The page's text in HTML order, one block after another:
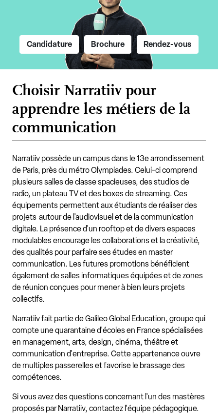
Candidature Brochure Rendez-vous
Choisir Narratiiv pour
apprendre les métiers de la
communication
Narratiiv possède un campus dans le 13e arrondissement
de Paris, près du métro Olympiades. Celui-ci comprend
plusieurs salles de classe spacieuses, des studios de
radio, un plateau TV et des boxes de streaming. Ces
équipements permettent aux étudiants de réaliser des
projets autour de l'audiovisuel et de la communication
digitale. La présence d'un rooftop et de divers espaces
modulables encourage les collaborations et la créativité,
des qualités pour parfaire ses études en master
communication. Les futures promotions bénéficient
également de salles informatiques équipées et de zones
de réunion conçues pour mener à bien leurs projets
collectifs.
Narratiiv fait partie de Galileo Global Education, groupe qui
compte une quarantaine d'écoles en France spécialisées
en management, arts, design, cinéma, théâtre et
communication d'entreprise. Cette appartenance ouvre
de multiples passerelles et favorise le brassage des
compétences.
Si vous avez des questions concernant l'un des mastères
proposés par Narratiiv, contactez l'équipe pédagogique.